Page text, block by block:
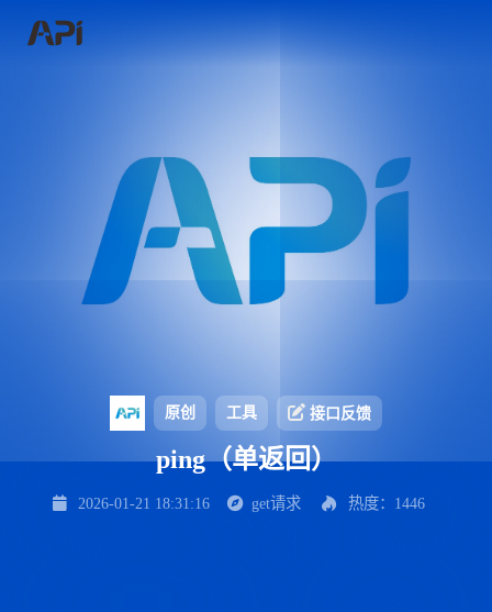
原创 工具 接口反馈
ping（单返回）
2026-01-21 18:31:16 get请求 热度：1446